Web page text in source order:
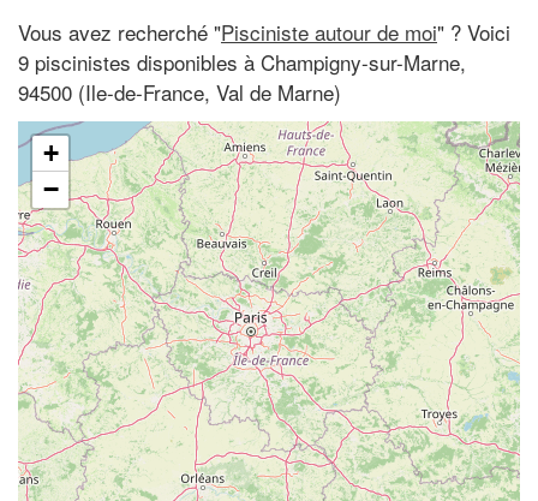
Vous avez recherché "Pisciniste autour de moi" ? Voici
9 piscinistes disponibles à Champigny-sur-Marne,
94500 (Ile-de-France, Val de Marne)
+
−